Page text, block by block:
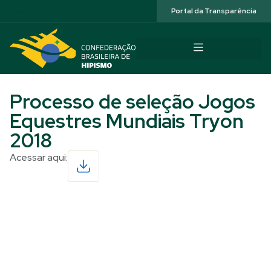
Portal da Transparência
Processo de seleção Jogos
Equestres Mundiais Tryon
2018
Acessar aqui: